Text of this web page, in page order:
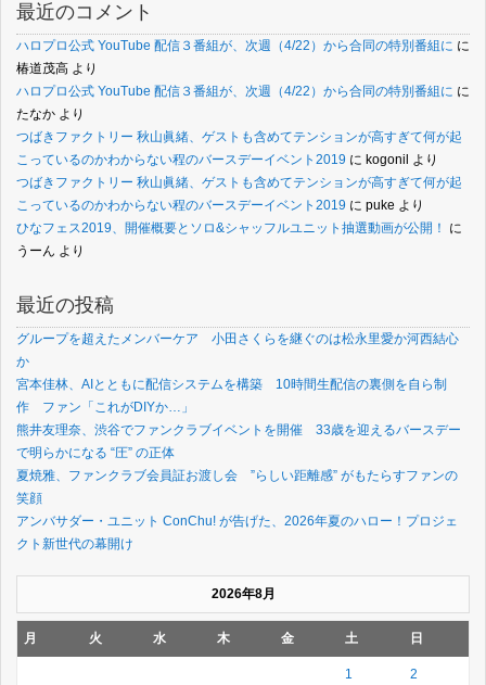
最近のコメント
ハロプロ公式 YouTube 配信３番組が、次週（4/22）から合同の特別番組に に
椿道茂高 より
ハロプロ公式 YouTube 配信３番組が、次週（4/22）から合同の特別番組に に
たなか より
つばきファクトリー 秋山眞緒、ゲストも含めてテンションが高すぎて何が起
こっているのかわからない程のバースデーイベント2019 に kogonil より
つばきファクトリー 秋山眞緒、ゲストも含めてテンションが高すぎて何が起
こっているのかわからない程のバースデーイベント2019 に puke より
ひなフェス2019、開催概要とソロ&シャッフルユニット抽選動画が公開！
に
うーん より
最近の投稿
グループを超えたメンバーケア 小田さくらを継ぐのは松永里愛か河西結心
か
宮本佳林、AIとともに配信システムを構築 10時間生配信の裏側を自ら制
作 ファン「これがDIYか…」
熊井友理奈、渋谷でファンクラブイベントを開催 33歳を迎えるバースデー
で明らかになる “圧” の正体
夏焼雅、ファンクラブ会員証お渡し会 ”らしい距離感” がもたらすファンの
笑顔
アンバサダー・ユニット ConChu! が告げた、2026年夏のハロー！プロジェ
クト新世代の幕開け
2026年8月
月 火 水 木 金 土 日
1 2